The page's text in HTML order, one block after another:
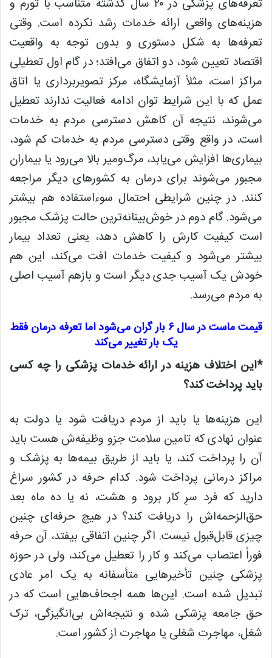
تعرفه‌های پزشکی در ۲۰ سال گذشته متناسب با تورم و
هزینه‌های واقعی ارائه خدمات رشد نکرده است. وقتی
تعرفه‌ها به شکل دستوری و بدون توجه به واقعیت
اقتصاد تعیین شود، دو اتفاق می‌افتد؛ در گام اول تعطیلی
مراکز است، مثلاً آزمایشگاه، مرکز تصویربرداری یا اتاق
عمل که با این شرایط توان ادامه فعالیت ندارند تعطیل
می‌شوند، نتیجه آن کاهش دسترسی مردم به خدمات
است، در واقع وقتی دسترسی مردم به خدمات کم شود،
بیماری‌ها افزایش می‌یابد، مرگ‌ومیر بالا می‌رود یا بیماران
مجبور می‌شوند برای درمان به کشورهای دیگر مراجعه
کنند. در چنین شرایطی احتمال سوءاستفاده هم بیشتر
می‌شود. گام دوم در خوش‌بینانه‌ترین حالت پزشک مجبور
است کیفیت کارش را کاهش دهد، یعنی تعداد بیمار
بیشتر می‌شود و کیفیت خدمات افت می‌کند، این هم
خودش یک آسیب جدی دیگر است و بازهم آسیب اصلی
به مردم می‌رسد.
قیمت ماست در سال ۶ بار گران می‌شود اما تعرفه درمان فقط
یک بار تغییر می‌کند
*این اختلاف هزینه در ارائه خدمات پزشکی را چه کسی
باید پرداخت کند؟
این هزینه‌ها یا باید از مردم دریافت شود یا دولت به
عنوان نهادی که تامین سلامت جزو وظیفه‌ش هست باید
آن را پرداخت کند، یا باید از طریق بیمه‌ها به پزشک و
مراکز درمانی پرداخت شود. کدام حرفه در کشور سراغ
دارید که فرد سرِ کار برود و هشت، نه یا ده ماه بعد
حق‌الزحمه‌اش را دریافت کند؟ در هیچ حرفه‌ای چنین
چیزی قابل‌قبول نیست. اگر چنین اتفاقی بیفتد، آن حرفه
فوراً اعتصاب می‌کند و کار را تعطیل می‌کند، ولی در حوزه
پزشکی چنین تأخیرهایی متأسفانه به یک امر عادی
تبدیل شده است. این‌ها همه اجحاف‌هایی است که در
حق جامعه پزشکی شده و نتیجه‌اش بی‌انگیزگی، ترک
شغل، مهاجرت شغلی یا مهاجرت از کشور است.